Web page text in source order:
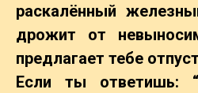
раскалённый
дрожит от
предлагает тебе
Если ты ответишь: